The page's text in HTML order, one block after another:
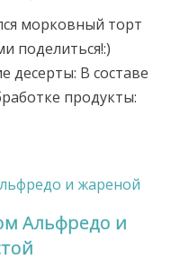
морковный торт
поделиться!:)
десерты: В составе
продукты:
Альфредо и